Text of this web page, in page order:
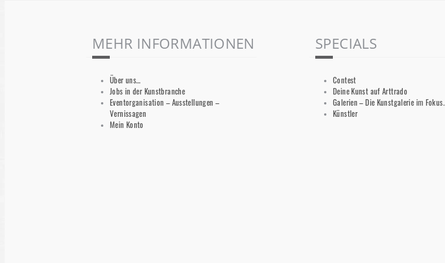
MEHR INFORMATIONEN
Über uns…
Jobs in der Kunstbranche
Eventorganisation – Ausstellungen –
Vernissagen
Mein Konto
SPECIALS
Contest
Deine Kunst auf Arttrado
Galerien – Die Kunstgalerie im Fokus.
Künstler